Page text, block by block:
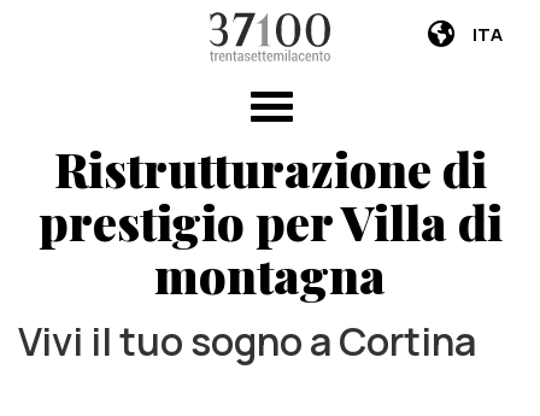
ITA
Ristrutturazione di
prestigio per Villa di
montagna
Vivi il tuo sogno a Cortina